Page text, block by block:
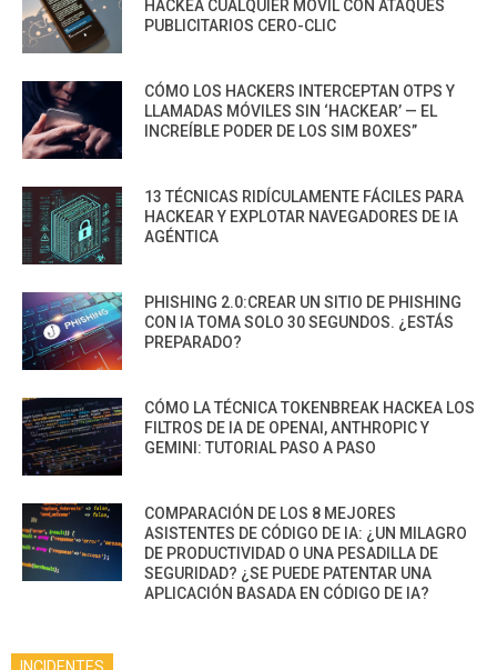
HACKEA CUALQUIER MÓVIL CON ATAQUES
PUBLICITARIOS CERO-CLIC
CÓMO LOS HACKERS INTERCEPTAN OTPS Y
LLAMADAS MÓVILES SIN ‘HACKEAR’ — EL
INCREÍBLE PODER DE LOS SIM BOXES”
13 TÉCNICAS RIDÍCULAMENTE FÁCILES PARA
HACKEAR Y EXPLOTAR NAVEGADORES DE IA
AGÉNTICA
PHISHING 2.0:CREAR UN SITIO DE PHISHING
CON IA TOMA SOLO 30 SEGUNDOS. ¿ESTÁS
PREPARADO?
CÓMO LA TÉCNICA TOKENBREAK HACKEA LOS
FILTROS DE IA DE OPENAI, ANTHROPIC Y
GEMINI: TUTORIAL PASO A PASO
COMPARACIÓN DE LOS 8 MEJORES
ASISTENTES DE CÓDIGO DE IA: ¿UN MILAGRO
DE PRODUCTIVIDAD O UNA PESADILLA DE
SEGURIDAD? ¿SE PUEDE PATENTAR UNA
APLICACIÓN BASADA EN CÓDIGO DE IA?